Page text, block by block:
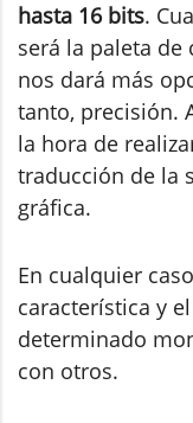
hasta 16 bits.
será la paleta
nos dará más
tanto, precisión.
la hora de
traducción de la
gráfica.
En cualquier
característica y
determinado
con otros.